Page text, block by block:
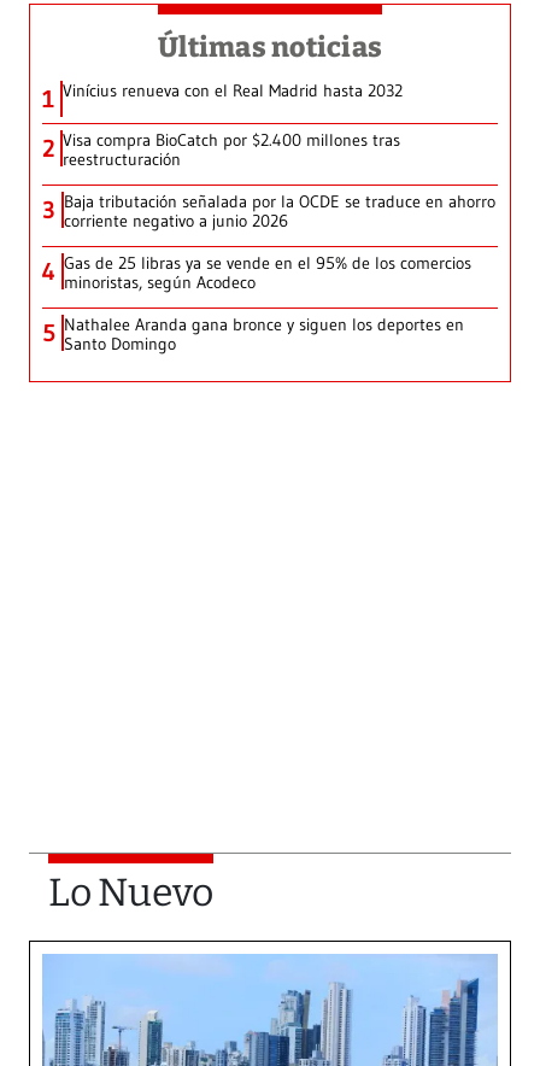
Últimas noticias
1 Vinícius renueva con el Real Madrid hasta 2032
2 Visa compra BioCatch por $2.400 millones tras
reestructuración
3 Baja tributación señalada por la OCDE se traduce en ahorro
corriente negativo a junio 2026
4 Gas de 25 libras ya se vende en el 95% de los comercios
minoristas, según Acodeco
5 Nathalee Aranda gana bronce y siguen los deportes en
Santo Domingo
Lo Nuevo